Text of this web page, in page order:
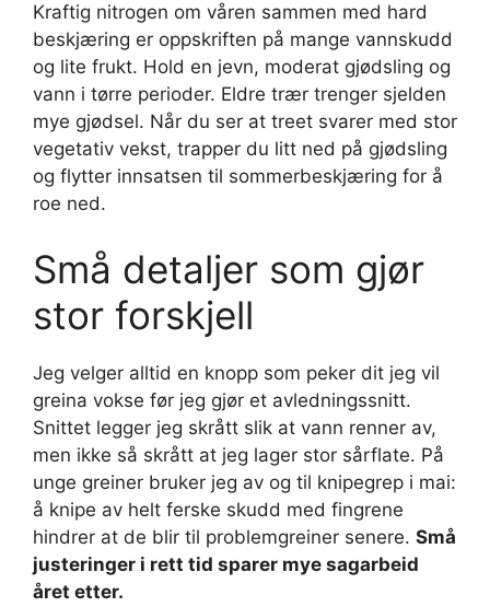
Kraftig nitrogen om våren sammen med hard
beskjæring er oppskriften på mange vannskudd
og lite frukt. Hold en jevn, moderat gjødsling og
vann i tørre perioder. Eldre trær trenger sjelden
mye gjødsel. Når du ser at treet svarer med stor
vegetativ vekst, trapper du litt ned på gjødsling
og flytter innsatsen til sommerbeskjæring for å
roe ned.
Små detaljer som gjør
stor forskjell
Jeg velger alltid en knopp som peker dit jeg vil
greina vokse før jeg gjør et avledningssnitt.
Snittet legger jeg skrått slik at vann renner av,
men ikke så skrått at jeg lager stor sårflate. På
unge greiner bruker jeg av og til knipegrep i mai:
å knipe av helt ferske skudd med fingrene
hindrer at de blir til problemgreiner senere. Små
justeringer i rett tid sparer mye sagarbeid
året etter.